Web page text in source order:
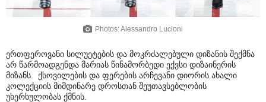
Photos: Alessandro Lucioni
ერთფეროვანი სილუეტების და მოკრძალებული დიზანის შექმნა
არ წარმოადგენდა მარიას წინამორბედი ექვსი დიზაინერის
მიზანს. ქსოვილების და ფერების არჩევანი დიორის ახალი
კოლექციის მიმდინარე დროსთან შეუთავსებლობის
უხერხულობას ქმნის.